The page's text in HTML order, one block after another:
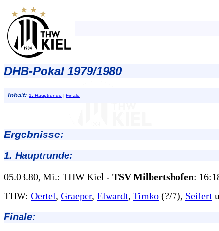
DHB-Pokal 1979/1980
Inhalt: 1. Hauptrunde | Finale
Ergebnisse:
1. Hauptrunde:
05.03.80, Mi.: THW Kiel - TSV Milbertshofen:
THW: Oertel, Graeper, Elwardt, Timko (?/7), Seifert
Finale: